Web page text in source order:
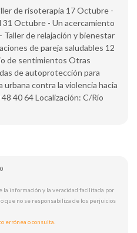
de risoterapia 17 Octubre -
Octubre - Un acercamiento
de relajación y bienestar
de pareja saludables 12
de sentimientos Otras
de autoprotección para
contra la violencia hacia
40 64 Localización: C/Río
la información y la veracidad facilitada por
que no se responsabiliza de los perjuicios
errónea o consulta.